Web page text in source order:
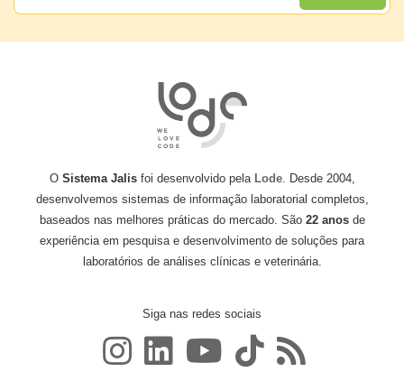
O Sistema Jalisfoi desenvolvido pela Lode. Desde 2004,
desenvolvemos sistemas de informação laboratorial completos,
baseados nas melhores práticas do mercado. São 22 anosde
experiência em pesquisa e desenvolvimento de soluções para
laboratórios de análises clínicas e veterinária.
Siga nas redes sociais